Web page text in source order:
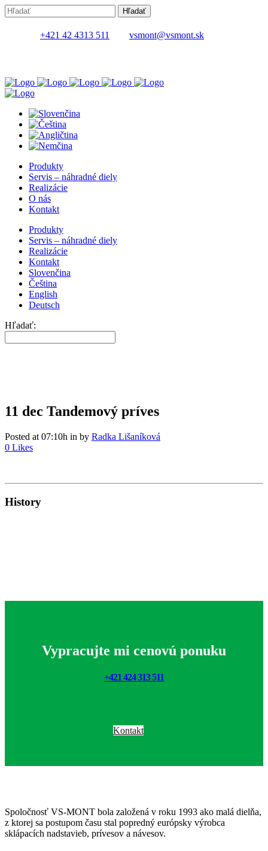
+421 42 4313 511 vsmont@vsmont.sk
Produkty
Servis – náhradné diely
Realizácie
O nás
Kontakt
Produkty
Servis – náhradné diely
Realizácie
Kontakt
Slovenčina
Čeština
English
Deutsch
Hľadať:
11 dec Tandemový príves
Posted at 07:10h in by Radka Lišaníková
0 Likes
History
Vypracujte mi cenovú ponuku
+421 424 313 511
Kontakt
Spoločnosť VS-MONT bola založená v roku 1993 ako malá dielňa,
z ktorej sa postupom času stal popredný európsky výrobca
sklápacích nadstavieb, prívesov a návesov.